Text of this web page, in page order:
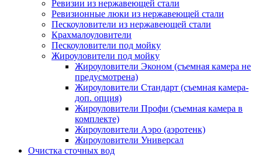
Ревизии из нержавеющей стали
Ревизионные люки из нержавеющей стали
Пескоуловители из нержавеющей стали
Крахмалоуловители
Пескоуловители под мойку
Жироуловители под мойку
Жироуловители Эконом (съемная камера не
предусмотрена)
Жироуловители Стандарт (съемная камера-
доп. опция)
Жироуловители Профи (съемная камера в
комплекте)
Жироуловители Аэро (аэротенк)
Жироуловители Универсал
Очистка сточных вод